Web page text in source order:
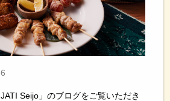
Seijo」のブログをご覧いただき